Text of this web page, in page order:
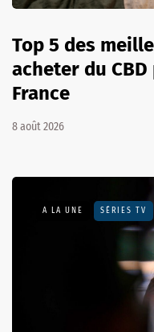
Top 5 des
acheter du
France
8 août 2026
A LA UNE SÉRIES TV